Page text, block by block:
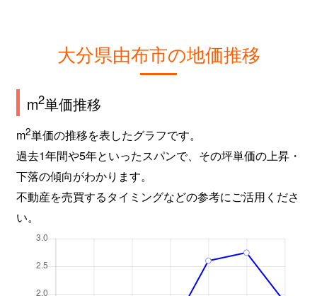
大分県由布市の地価推移
m2単価推移
m2単価の推移を表したグラフです。
過去1年間や5年といったスパンで、その坪単価の上昇・
下落の傾向がわかります。
不動産を売買するタイミングなどの参考にご活用くださ
い。